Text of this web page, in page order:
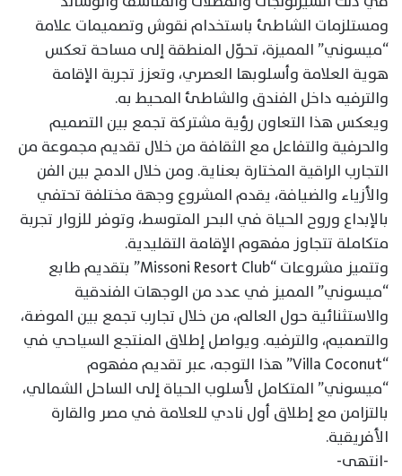
ومستلزمات الشاطئ باستخدام نقوش وتصميمات علامة
“ميسوني” المميزة، تحوّل المنطقة إلى مساحة تعكس
هوية العلامة وأسلوبها العصري، وتعزز تجربة الإقامة
والترفيه داخل الفندق والشاطئ المحيط به.
ويعكس هذا التعاون رؤية مشتركة تجمع بين التصميم
والحرفية والتفاعل مع الثقافة من خلال تقديم مجموعة من
التجارب الراقية المختارة بعناية. ومن خلال الدمج بين الفن
والأزياء والضيافة، يقدم المشروع وجهة مختلفة تحتفي
بالإبداع وروح الحياة في البحر المتوسط، وتوفر للزوار تجربة
متكاملة تتجاوز مفهوم الإقامة التقليدية.
وتتميز مشروعات “Missoni Resort Club” بتقديم طابع
“ميسوني” المميز في عدد من الوجهات الفندقية
والاستثنائية حول العالم، من خلال تجارب تجمع بين الموضة،
والتصميم، والترفيه. ويواصل إطلاق المنتجع السياحي في
“Villa Coconut” هذا التوجه، عبر تقديم مفهوم
“ميسوني” المتكامل لأسلوب الحياة إلى الساحل الشمالي،
بالتزامن مع إطلاق أول نادي للعلامة في مصر والقارة
الأفريقية.
-انتهى-